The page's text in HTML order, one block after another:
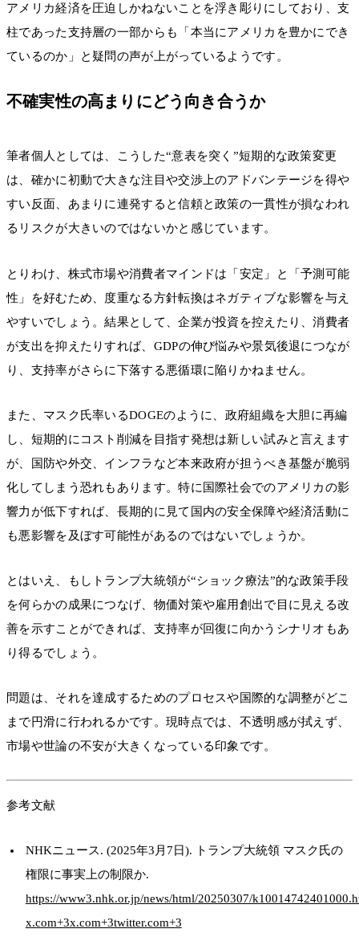
アメリカ経済を圧迫しかねないことを浮き彫りにしており、支
柱であった支持層の一部からも「本当にアメリカを豊かにでき
ているのか」と疑問の声が上がっているようです。
不確実性の高まりにどう向き合うか
筆者個人としては、こうした“意表を突く”短期的な政策変更
は、確かに初動で大きな注目や交渉上のアドバンテージを得や
すい反面、あまりに連発すると信頼と政策の一貫性が損なわれ
るリスクが大きいのではないかと感じています。
とりわけ、株式市場や消費者マインドは「安定」と「予測可能
性」を好むため、度重なる方針転換はネガティブな影響を与え
やすいでしょう。結果として、企業が投資を控えたり、消費者
が支出を抑えたりすれば、GDPの伸び悩みや景気後退につなが
り、支持率がさらに下落する悪循環に陥りかねません。
また、マスク氏率いるDOGEのように、政府組織を大胆に再編
し、短期的にコスト削減を目指す発想は新しい試みと言えます
が、国防や外交、インフラなど本来政府が担うべき基盤が脆弱
化してしまう恐れもあります。特に国際社会でのアメリカの影
響力が低下すれば、長期的に見て国内の安全保障や経済活動に
も悪影響を及ぼす可能性があるのではないでしょうか。
とはいえ、もしトランプ大統領が“ショック療法”的な政策手段
を何らかの成果につなげ、物価対策や雇用創出で目に見える改
善を示すことができれば、支持率が回復に向かうシナリオもあ
り得るでしょう。
問題は、それを達成するためのプロセスや国際的な調整がどこ
まで円滑に行われるかです。現時点では、不透明感が拭えず、
市場や世論の不安が大きくなっている印象です。
参考文献
NHKニュース. (2025年3月7日). トランプ大統領 マスク氏の
権限に事実上の制限か.
https://www3.nhk.or.jp/news/html/20250307/
x.com+3x.com+3twitter.com+3